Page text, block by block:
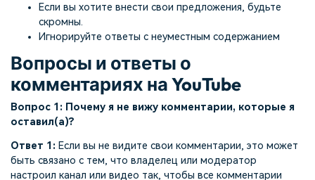
Если вы хотите внести свои предложения, будьте
скромны.
Игнорируйте ответы с неуместным содержанием
Вопросы и ответы о
комментариях на YouTube
Вопрос 1: Почему я не вижу комментарии, которые я
оставил(а)?
Ответ 1: Если вы не видите свои комментарии, это может
быть связано с тем, что владелец или модератор
настроил канал или видео так, чтобы все комментарии